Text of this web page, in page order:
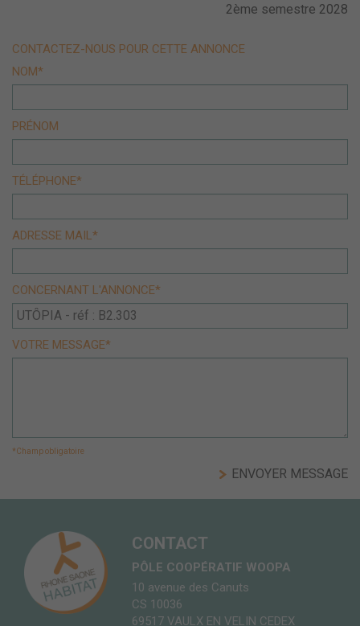
2ème semestre 2028
CONTACTEZ-NOUS POUR CETTE ANNONCE
NOM*
PRÉNOM
TÉLÉPHONE*
ADRESSE MAIL*
CONCERNANT L'ANNONCE*
VOTRE MESSAGE*
*Champ obligatoire
CONTACT
PÔLE COOPÉRATIF WOOPA
10 avenue des Canuts
CS 10036
69517 VAULX EN VELIN CEDEX